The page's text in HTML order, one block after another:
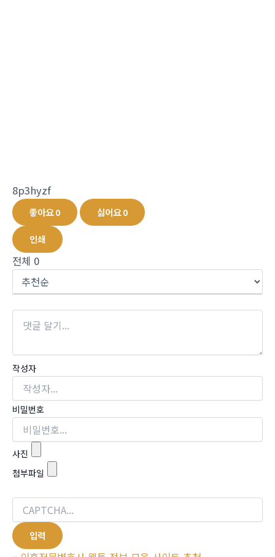
8p3hyzf
좋아요0 싫어요0
인쇄
전체 0
작성자
비밀번호
사진
첨부파일